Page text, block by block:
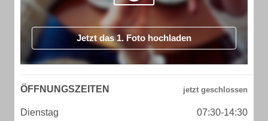
Jetzt das 1. Foto hochladen
ÖFFNUNGSZEITEN
Dienstag 07:30-14:30